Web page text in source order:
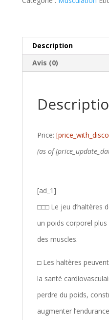
Description
Avis (0)
Price:
(as of
[ad_1]
□□□ Le jeu d’haltères
un poids corporel
des muscles.
□ Les haltères
la santé
perdre du poids,
augmenter